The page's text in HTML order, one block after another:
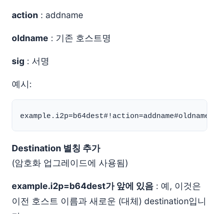
action : addname
oldname : 기존 호스트명
sig : 서명
예시:
Destination 별칭 추가
(암호화 업그레이드에 사용됨)
example.i2p=b64dest가 앞에 있음 : 예, 이것은
이전 호스트 이름과 새로운 (대체) destination입니